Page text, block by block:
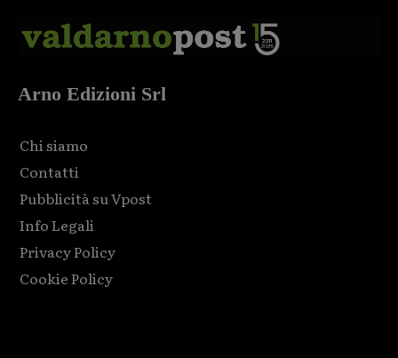
Arno Edizioni Srl
Chi siamo
Contatti
Pubblicità su Vpost
Info Legali
Privacy Policy
Cookie Policy